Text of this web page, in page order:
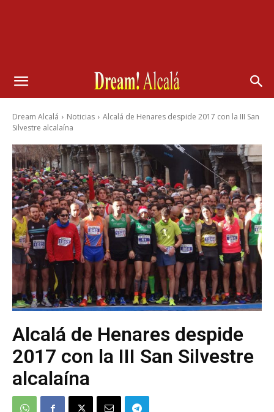
Dream Alcalá Noticias
Alcalá de Henares despide 2017 con la III San
Silvestre alcalaína
Alcalá de Henares despide
2017 con la III San Silvestre
alcalaína